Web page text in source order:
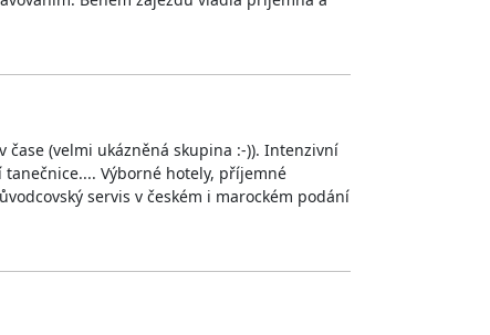
(velmi ukázněná skupina :-)). Intenzivní
Výborné hotely, příjemné
servis v českém i marockém podání